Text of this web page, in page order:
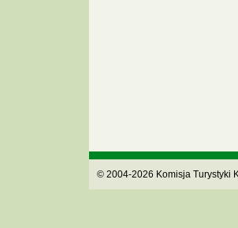
© 2004-2026 Komisja Turystyki